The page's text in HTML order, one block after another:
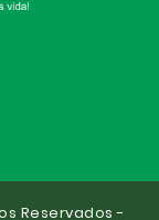
Reservados -